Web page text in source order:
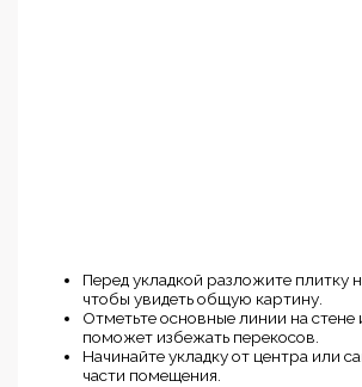
Перед укладкой разложите плитку
чтобы увидеть общую картину.
Отметьте основные линии на
поможет избежать перекосов.
Начинайте укладку от центра или
части помещения.